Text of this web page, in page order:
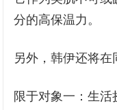
分的高保温力。
另外，韩伊还将在
限于对象一：生